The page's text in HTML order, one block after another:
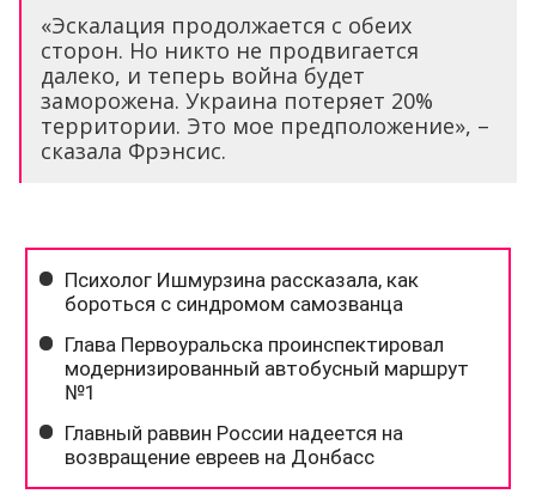
«Эскалация продолжается с обеих
сторон. Но никто не продвигается
далеко, и теперь война будет
заморожена. Украина потеряет 20%
территории. Это мое предположение», –
сказала Фрэнсис.